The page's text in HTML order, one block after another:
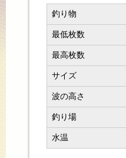
釣り物
最低枚数
最高枚数
サイズ
波の高さ
釣り場
水温